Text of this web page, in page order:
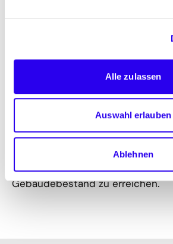
Alle zulassen
Auswahl erlauben
Ablehnen
Hand, bei der energetischen
Gebäude auf das Instrument
Contracting (ESC)
vielen Vorteilen dieser
Verwendung der in dieser Studie
Zielparameter in ESC-Projekten
dem großen Potenzial der
die Chance, einen klimaneutralen
Gebäudebestand zu erreichen.